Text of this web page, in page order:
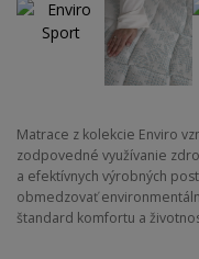
Matrace z kolekcie Enviro
zodpovedné využívanie
a efektívnych výrobných
obmedzovať
štandard komfortu a